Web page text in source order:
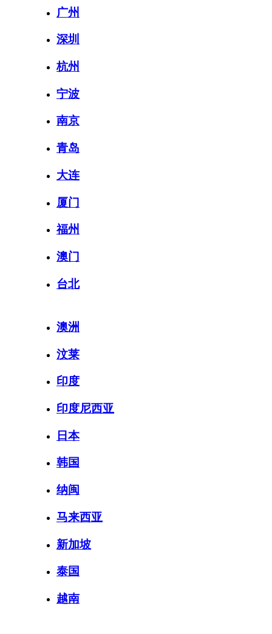
广州
深圳
杭州
宁波
南京
青岛
大连
厦门
福州
澳门
台北
澳洲
汶莱
印度
印度尼西亚
日本
韩国
纳闽
马来西亚
新加坡
泰国
越南